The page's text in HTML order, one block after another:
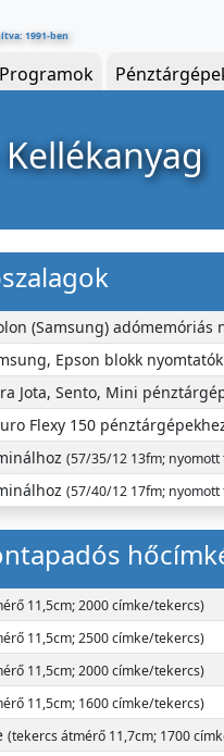
1991-ben
Programok
(Samsung) adómemóriás
Epson blokk
Jota, Sento, Mini
Flexy 150
(57/35/12 13fm;
(57/40/12 17fm;
11,5cm; 2000 címke/tekercs)
11,5cm; 2500 címke/tekercs)
11,5cm; 2000 címke/tekercs)
11,5cm; 1600 címke/tekercs)
(tekercs átmérő 11,7cm; 1700